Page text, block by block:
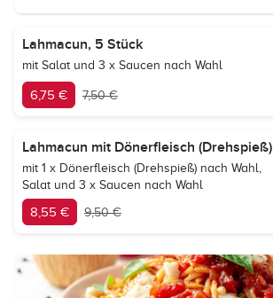
Lahmacun, 5 Stück
mit Salat und 3 x Saucen nach Wahl
6,75 € 7,50 €
Lahmacun mit Dönerfleisch (Drehspieß)
mit 1 x Dönerfleisch (Drehspieß) nach Wahl,
Salat und 3 x Saucen nach Wahl
8,55 € 9,50 €